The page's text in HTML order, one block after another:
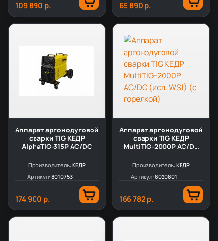
109 890 р. 65 890 р.
Аппарат аргонодуговой
сварки TIG КЕДР
AlphaTIG-315P AC/DC
Производитель:КЕДР
Артикул:8010753
174 900 р.
Аппарат аргонодуговой
сварки TIG КЕДР
MultiTIG-2000P AC/DC
Производитель:КЕДР
Артикул:8020801
166 782 р.